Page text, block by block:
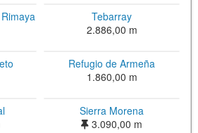
Tebarray
2.886,00 m
Refugio de Armeña
1.860,00 m
Sierra Morena
3.090,00 m